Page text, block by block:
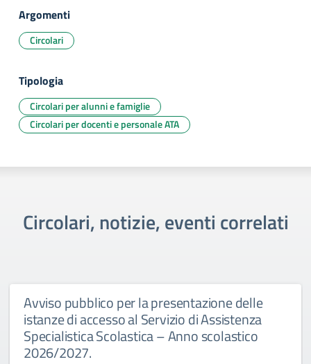
Argomenti
Circolari
Tipologia
Circolari per alunni e famiglie
Circolari per docenti e personale ATA
Circolari, notizie, eventi correlati
Avviso pubblico per la presentazione delle
istanze di accesso al Servizio di Assistenza
Specialistica Scolastica – Anno scolastico
2026/2027.